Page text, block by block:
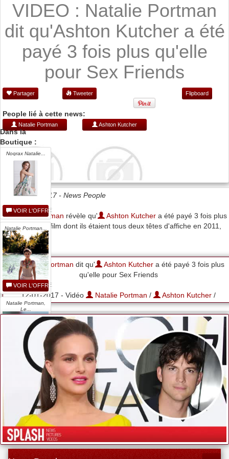
VIDEO : Natalie Portman
dit qu'Ashton Kutcher a été
payé 3 fois plus qu'elle
pour Sex Friends
Partager Tweeter Flipboard
People lié à cette news:
Natalie Portman Ashton Kutcher
Date 12/01/2017 - News People
Natalie Portman révèle qu' Ashton Kutcher a été payé 3 fois plus
qu'elle pour le film dont ils étaient tous deux têtes d'affiche en 2011,
Sex Friends.
Natalie Portman dit qu' Ashton Kutcher a été payé 3 fois plus
qu'elle pour Sex Friends
12-01-2017 - Vidéo Natalie Portman / Ashton Kutcher /
Dans la
Boutique :
Nograx Natalie...
VOIR L'OFFRE
Natalie Portman...
VOIR L'OFFRE
Natalie Portman,
Le...
VOIR L'OFFRE
Natalie Portman...
VOIR L'OFFRE